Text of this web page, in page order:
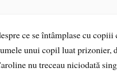
ce se întâmplase cu
unui copil luat prizonier,
nu treceau niciodată